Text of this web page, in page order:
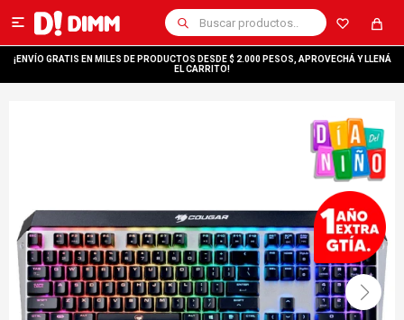

¡ENVÍO GRATIS EN MILES DE PRODUCTOS DESDE $ 2.000 PESOS, APROVECHÁ Y LLENÁ
EL CARRITO!